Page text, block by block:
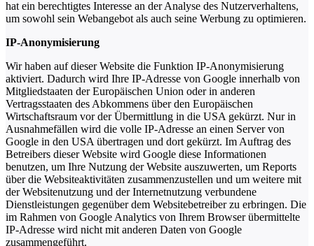
hat ein berechtigtes Interesse an der Analyse des Nutzerverhaltens,
um sowohl sein Webangebot als auch seine Werbung zu optimieren.
IP-Anonymisierung
Wir haben auf dieser Website die Funktion IP-Anonymisierung
aktiviert. Dadurch wird Ihre IP-Adresse von Google innerhalb von
Mitgliedstaaten der Europäischen Union oder in anderen
Vertragsstaaten des Abkommens über den Europäischen
Wirtschaftsraum vor der Übermittlung in die USA gekürzt. Nur in
Ausnahmefällen wird die volle IP-Adresse an einen Server von
Google in den USA übertragen und dort gekürzt. Im Auftrag des
Betreibers dieser Website wird Google diese Informationen
benutzen, um Ihre Nutzung der Website auszuwerten, um Reports
über die Websiteaktivitäten zusammenzustellen und um weitere mit
der Websitenutzung und der Internetnutzung verbundene
Dienstleistungen gegenüber dem Websitebetreiber zu erbringen. Die
im Rahmen von Google Analytics von Ihrem Browser übermittelte
IP-Adresse wird nicht mit anderen Daten von Google
zusammengeführt.